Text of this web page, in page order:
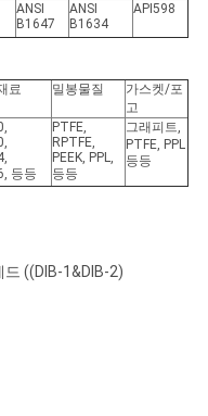
ANSI
B1647
ANSI
B1634
API598
료 밀봉물질
가스켓/포
고
등등
PTFE,
RPTFE,
PEEK, PPL,
등등
그래피트,
PTFE, PPL
등등
((DIB-1&DIB-2)